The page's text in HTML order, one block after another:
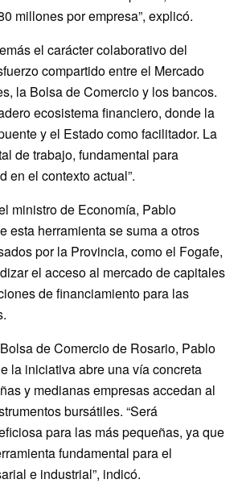
millones por empresa”, explicó.
el carácter colaborativo del
compartido entre el Mercado
la Bolsa de Comercio y los bancos.
ecosistema financiero, donde la
y el Estado como facilitador. La
de trabajo, fundamental para
en el contexto actual”.
ministro de Economía, Pablo
esta herramienta se suma a otros
por la Provincia, como el Fogafe,
el acceso al mercado de capitales
de financiamiento para las
de Comercio de Rosario, Pablo
la iniciativa abre una vía concreta
y medianas empresas accedan al
bursátiles. “Será
para las más pequeñas, ya que
fundamental para el
e industrial”, indicó.